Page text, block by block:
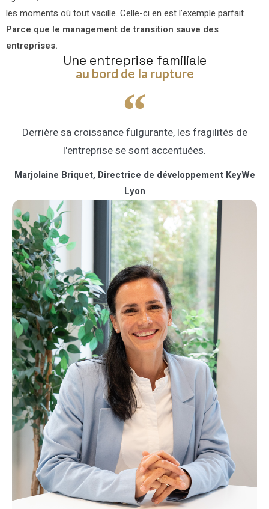
les moments où tout vacille. Celle-ci en est l’exemple parfait.
Parce que le management de transition sauve des
entreprises.
Une entreprise familiale
au bord de la rupture
Derrière sa croissance fulgurante, les fragilités de
l'entreprise se sont accentuées.
Marjolaine Briquet, Directrice de développement KeyWe
Lyon